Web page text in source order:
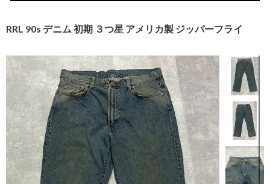
RRL 90s デニム 初期 ３つ星 アメリカ製 ジッパーフライ